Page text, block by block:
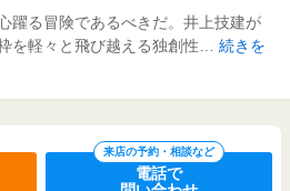
躍る冒険であるべきだ。井上技建が
を軽々と飛び越える独創性… 続きを
来店の予約・相談など
電話で